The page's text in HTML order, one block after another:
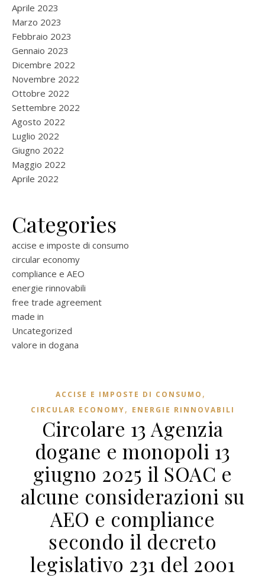
Aprile 2023
Marzo 2023
Febbraio 2023
Gennaio 2023
Dicembre 2022
Novembre 2022
Ottobre 2022
Settembre 2022
Agosto 2022
Luglio 2022
Giugno 2022
Maggio 2022
Aprile 2022
Categories
accise e imposte di consumo
circular economy
compliance e AEO
energie rinnovabili
free trade agreement
made in
Uncategorized
valore in dogana
ACCISE E IMPOSTE DI CONSUMO ,
CIRCULAR ECONOMY, ENERGIE RINNOVABILI
Circolare 13 Agenzia
dogane e monopoli 13
giugno 2025 il SOAC e
alcune considerazioni su
AEO e compliance
secondo il decreto
legislativo 231 del 2001